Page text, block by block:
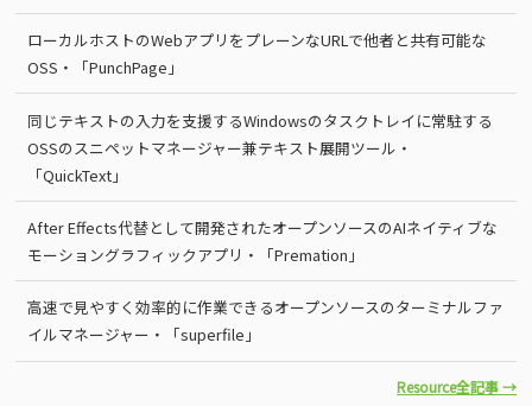
ローカルホストのWebアプリをプレーンなURLで他者と共有可能な
OSS・「PunchPage」
同じテキストの入力を支援するWindowsのタスクトレイに常駐する
OSSのスニペットマネージャー兼テキスト展開ツール・
「QuickText」
After Effects代替として開発されたオープンソースのAIネイティブな
モーショングラフィックアプリ・「Premation」
高速で見やすく効率的に作業できるオープンソースのターミナルファ
イルマネージャー・「superfile」
Resource全記事 →